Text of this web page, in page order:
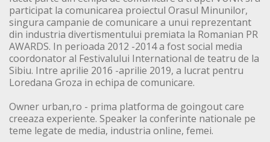
participat la comunicarea proiectul Orasul Minunilor,
singura campanie de comunicare a unui reprezentant
din industria divertismentului premiata la Romanian PR
AWARDS. In perioada 2012 -2014 a fost social media
coordonator al Festivalului International de teatru de la
Sibiu. Intre aprilie 2016 -aprilie 2019, a lucrat pentru
Loredana Groza in echipa de comunicare.
Owner urban,ro - prima platforma de goingout care
creeaza experiente. Speaker la conferinte nationale pe
teme legate de media, industria online, femei.